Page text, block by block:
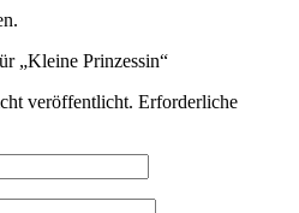
„Kleine Prinzessin“
veröffentlicht. Erforderliche